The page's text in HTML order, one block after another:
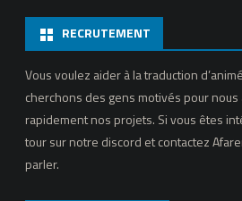
RECRUTEMENT
Vous voulez aider à la traduction
cherchons des gens motivés pour nous
rapidement nos projets. Si vous êtes
tour sur notre discord et contactez
parler.